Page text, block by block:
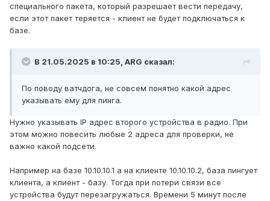
специального пакета, который разрешает вести передачу,
если этот пакет теряется - клиент не будет подключаться к
базе.
В 21.05.2025 в 10:25, ARG сказал:
По поводу ватчдога, не совсем понятно какой адрес
указывать ему для пинга.
Нужно указывать IP адрес второго устройства в радио. При
этом можно повесить любые 2 адреса для проверки, не
важно какой подсети.
Например на базе 10.10.10.1 а на клиенте 10.10.10.2, база пингует
клиента, а клиент - базу. Тогда при потери связи все
устройства будут перезагружаться. Времени 5 минут после